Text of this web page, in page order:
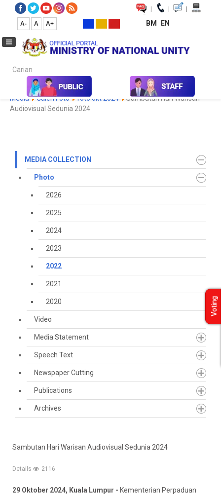
| | |
A- A A+ BM EN
Carian...
Media Media Collection Photo 2022
Koleksi
Media
Galeri Foto foto okt 2024
Sambutan Hari Warisan
Audiovisual Sedunia 2024
MEDIA COLLECTION
Photo
2026
2025
2024
2023
2022
2021
2020
Video
Media Statement
Speech Text
Newspaper Cutting
Publications
Archives
Sambutan Hari Warisan Audiovisual Sedunia 2024
Details 2116
29 Oktober 2024, Kuala Lumpur - Kementerian Perpaduan
Voting